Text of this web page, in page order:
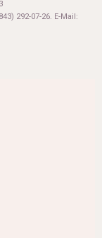
292-07-26. E-Mail: